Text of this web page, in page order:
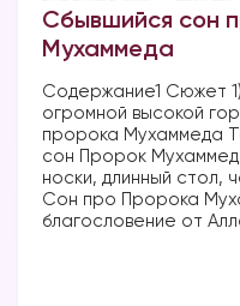
Сбывшийся сон
Мухаммеда
Содержание1 Сюжет
огромной высокой
пророка Мухаммеда
сон Пророк
носки, длинный
Сон про Пророка
благословение от